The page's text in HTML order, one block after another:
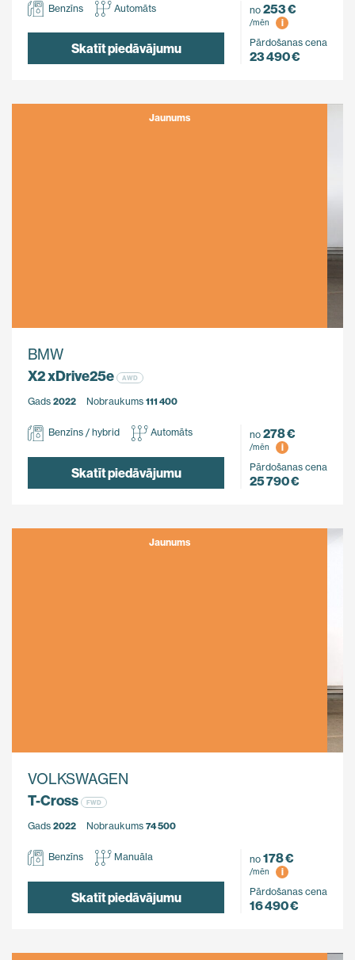
Benzīns Automāts
Skatīt piedāvājumu
no 253 €
/mēn
i
Pārdošanas cena
23 490 €
Jaunums
BMW
X2 xDrive25e
AWD
Gads 2022 Nobraukums 111 400
Benzīns / hybrid Automāts
Skatīt piedāvājumu
no 278 €
/mēn
i
Pārdošanas cena
25 790 €
Jaunums
VOLKSWAGEN
T-Cross
FWD
Gads 2022 Nobraukums 74 500
Benzīns Manuāla
Skatīt piedāvājumu
no 178 €
/mēn
i
Pārdošanas cena
16 490 €